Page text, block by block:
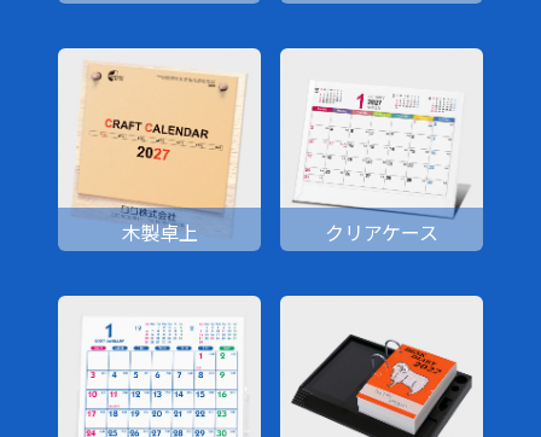
木製卓上 クリアケース